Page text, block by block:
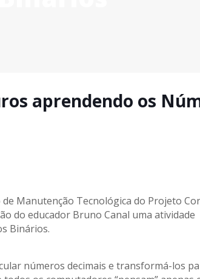
aprendendo os
de Manutenção Tecnológica do Projeto
do educador Bruno Canal uma atividade
Binários.
números decimais e transformá-los